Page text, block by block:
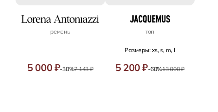
ремень
5 000 ₽-30%7 143 ₽
топ
Размеры: xs, s, m, l
5 200 ₽-60%13 000 ₽